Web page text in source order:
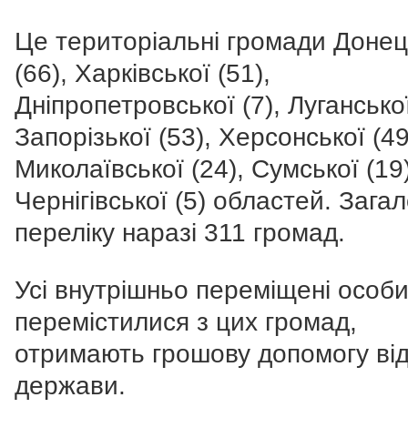
Це територіальні громади
(66), Харківської (51),
Дніпропетровської (7),
Запорізької (53), Херсонської
Миколаївської (24), Сумської
Чернігівської (5) областей.
переліку наразі 311 громад.
Усі внутрішньо переміщені
перемістилися з цих громад,
отримають грошову допомогу
держави.